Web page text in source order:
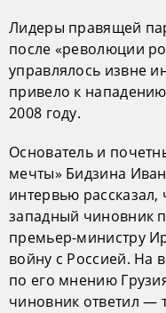
Лидеры правящей
после «революции
управлялось извне
привело к
2008 году.
Основатель и
мечты» Бидзина
интервью
западный чиновник
премьер-министру
войну с Россией. На
по его мнению
чиновник ответил —